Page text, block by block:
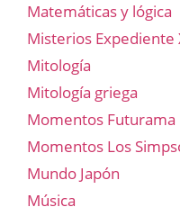
Matemáticas y lógica
Misterios Expediente
Mitología
Mitología griega
Momentos Futurama
Momentos Los
Mundo Japón
Música